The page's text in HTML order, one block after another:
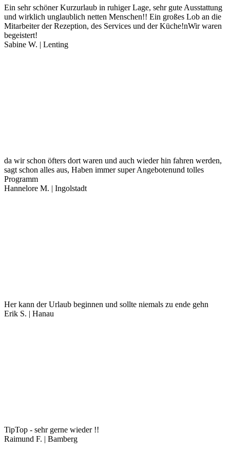
Ein sehr schöner Kurzurlaub in ruhiger Lage, sehr gute Ausstattung
und wirklich unglaublich netten Menschen!! Ein großes Lob an die
Mitarbeiter der Rezeption, des Services und der Küche!nWir waren
begeistert!
Sabine W. | Lenting
da wir schon öfters dort waren und auch wieder hin fahren werden,
sagt schon alles aus, Haben immer super Angebotenund tolles
Programm
Hannelore M. | Ingolstadt
Her kann der Urlaub beginnen und sollte niemals zu ende gehn
Erik S. | Hanau
TipTop - sehr gerne wieder !!
Raimund F. | Bamberg